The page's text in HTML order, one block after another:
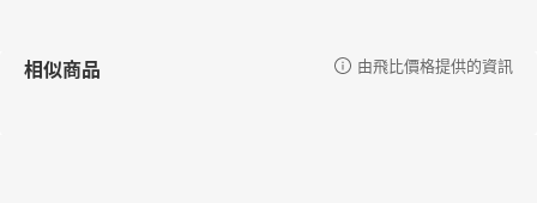
在二二八迷霧中的王添灯》、《臺共黨人的悲歌》等。
相似商品 由飛比價格提供的資訊